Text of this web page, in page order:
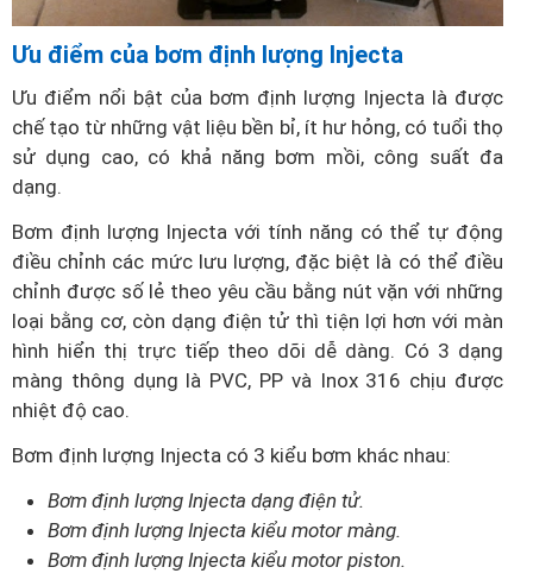
Ưu điểm của bơm định lượng Injecta
Ưu điểm nổi bật của bơm định lượng Injecta là được
chế tạo từ những vật liệu bền bỉ, ít hư hỏng, có tuổi thọ
sử dụng cao, có khả năng bơm mồi, công suất đa
dạng.
Bơm định lượng Injecta với tính năng có thể tự động
điều chỉnh các mức lưu lượng, đặc biệt là có thể điều
chỉnh được số lẻ theo yêu cầu bằng nút vặn với những
loại bằng cơ, còn dạng điện tử thì tiện lợi hơn với màn
hình hiển thị trực tiếp theo dõi dễ dàng. Có 3 dạng
màng thông dụng là PVC, PP và Inox 316 chịu được
nhiệt độ cao.
Bơm định lượng Injecta có 3 kiểu bơm khác nhau:
Bơm định lượng Injecta dạng điện tử.
Bơm định lượng Injecta kiểu motor màng.
Bơm định lượng Injecta kiểu motor piston.